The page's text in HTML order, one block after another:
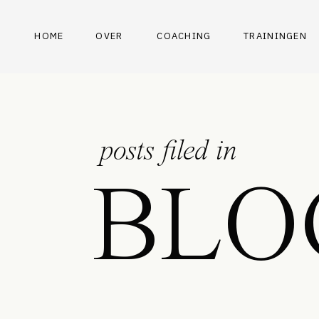
HOME OVER COACHING TRAININGEN
posts filed in